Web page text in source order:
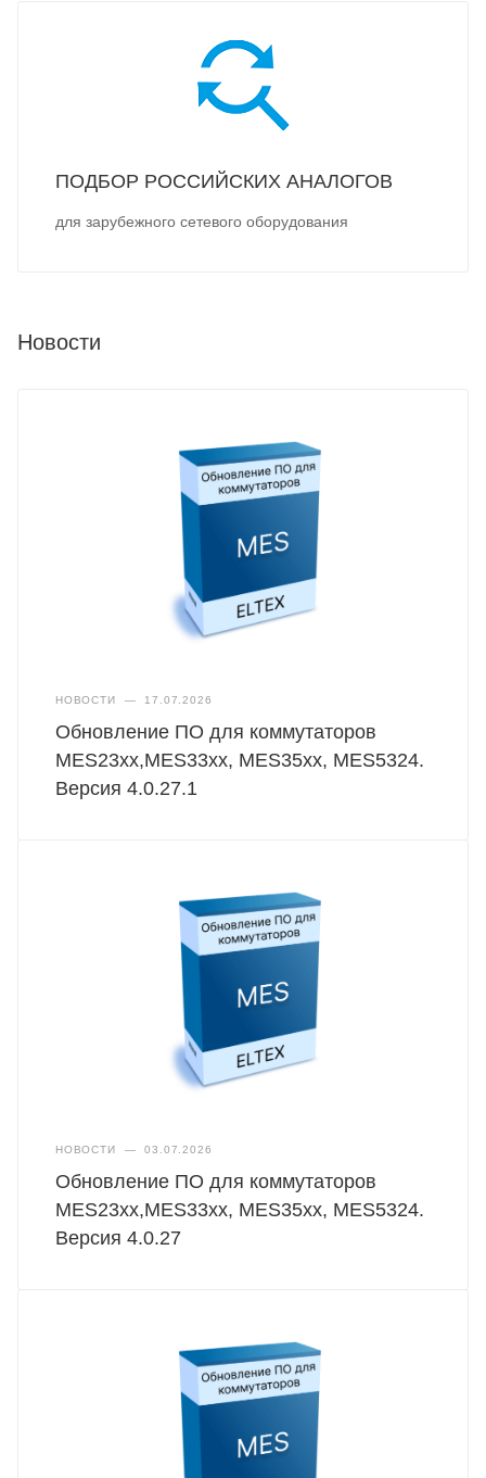
ПОДБОР РОССИЙСКИХ АНАЛОГОВ
для зарубежного сетевого оборудования
Новости
НОВОСТИ — 17.07.2026
Обновление ПО для коммутаторов
MES23xx,MES33xx, MES35xx, MES5324.
Версия 4.0.27.1
НОВОСТИ — 03.07.2026
Обновление ПО для коммутаторов
MES23xx,MES33xx, MES35xx, MES5324.
Версия 4.0.27